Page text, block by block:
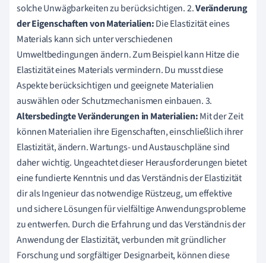
solche Unwägbarkeiten zu berücksichtigen. 2.Veränderung
der Eigenschaften von Materialien:Die Elastizität eines
Materials kann sich unter verschiedenen
Umweltbedingungen ändern. Zum Beispiel kann Hitze die
Elastizität eines Materials vermindern. Du musst diese
Aspekte berücksichtigen und geeignete Materialien
auswählen oder Schutzmechanismen einbauen. 3.
Altersbedingte Veränderungen in Materialien:Mit der Zeit
können Materialien ihre Eigenschaften, einschließlich ihrer
Elastizität, ändern. Wartungs- und Austauschpläne sind
daher wichtig. Ungeachtet dieser Herausforderungen bietet
eine fundierte Kenntnis und das Verständnis der Elastizität
dir als Ingenieur das notwendige Rüstzeug, um effektive
und sichere Lösungen für vielfältige Anwendungsprobleme
zu entwerfen. Durch die Erfahrung und das Verständnis der
Anwendung der Elastizität, verbunden mit gründlicher
Forschung und sorgfältiger Designarbeit, können diese